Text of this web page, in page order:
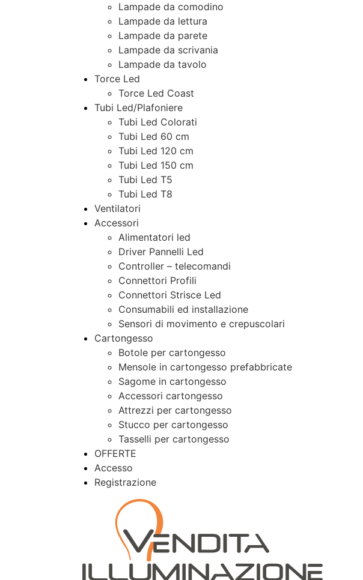
Lampade da comodino
Lampade da lettura
Lampade da parete
Lampade da scrivania
Lampade da tavolo
Torce Led
Torce Led Coast
Tubi Led/Plafoniere
Tubi Led Colorati
Tubi Led 60 cm
Tubi Led 120 cm
Tubi Led 150 cm
Tubi Led T5
Tubi Led T8
Ventilatori
Accessori
Alimentatori led
Driver Pannelli Led
Controller – telecomandi
Connettori Profili
Connettori Strisce Led
Consumabili ed installazione
Sensori di movimento e crepuscolari
Cartongesso
Botole per cartongesso
Mensole in cartongesso prefabbricate
Sagome in cartongesso
Accessori cartongesso
Attrezzi per cartongesso
Stucco per cartongesso
Tasselli per cartongesso
OFFERTE
Accesso
Registrazione